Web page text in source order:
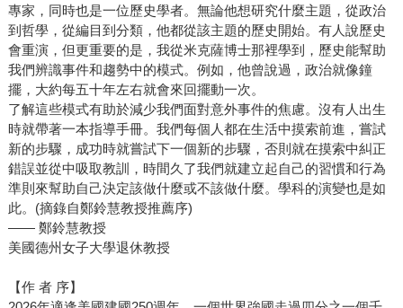
專家，同時也是一位歷史學者。無論他想研究什麼主題，從政治
到哲學，從編目到分類，他都從該主題的歷史開始。有人說歷史
會重演，但更重要的是，我從米克薩博士那裡學到，歷史能幫助
我們辨識事件和趨勢中的模式。例如，他曾說過，政治就像鐘
擺，大約每五十年左右就會來回擺動一次。
了解這些模式有助於減少我們面對意外事件的焦慮。沒有人出生
時就帶著一本指導手冊。我們每個人都在生活中摸索前進，嘗試
新的步驟，成功時就嘗試下一個新的步驟，否則就在摸索中糾正
錯誤並從中吸取教訓，時間久了我們就建立起自己的習慣和行為
準則來幫助自己決定該做什麼或不該做什麼。學科的演變也是如
此。(摘錄自鄭鈴慧教授推薦序)
—— 鄭鈴慧教授
美國德州女子大學退休教授
【作 者 序】